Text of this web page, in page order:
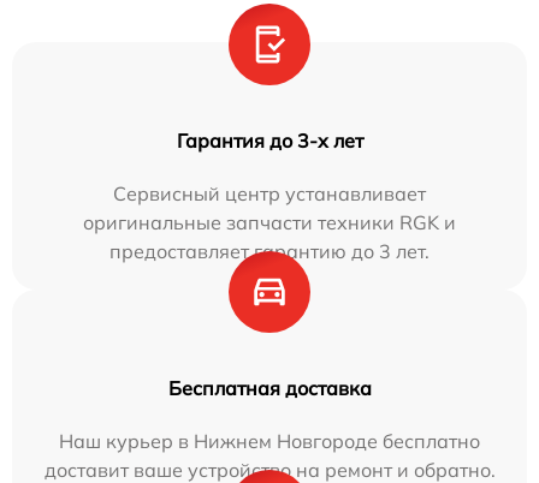
Гарантия до 3-х лет
Сервисный центр устанавливает
оригинальные запчасти техники RGK и
предоставляет гарантию до 3 лет.
Бесплатная доставка
Наш курьер в Нижнем Новгороде бесплатно
доставит ваше устройство на ремонт и обратно.